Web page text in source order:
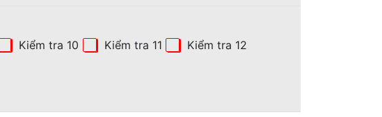
Kiểm tra 10 Kiểm tra 11 Kiểm tra 12